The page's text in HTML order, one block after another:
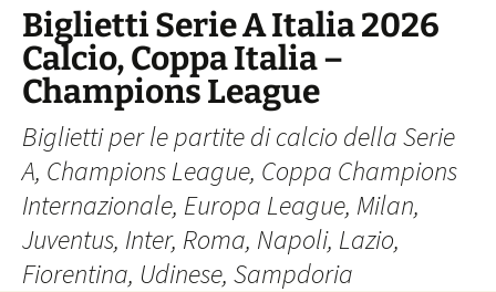
Skip
content
Biglietti Serie A Italia 2026
Calcio, Coppa Italia –
Champions League
Biglietti per le partite di calcio della Serie
A, Champions League, Coppa Champions
Internazionale, Europa League, Milan,
Juventus, Inter, Roma, Napoli, Lazio,
Fiorentina, Udinese, Sampdoria